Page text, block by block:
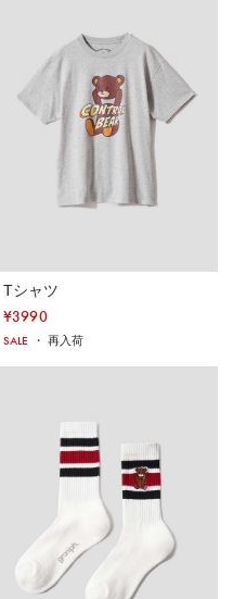
Tシャツ
¥3990
SALE ・再入荷